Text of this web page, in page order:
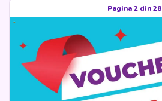
Pagina 2 din 28